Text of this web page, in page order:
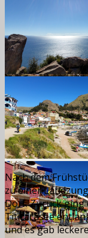
Nach dem
zu einer
Dorf. Zurück ging
Titicacasee
und es gab